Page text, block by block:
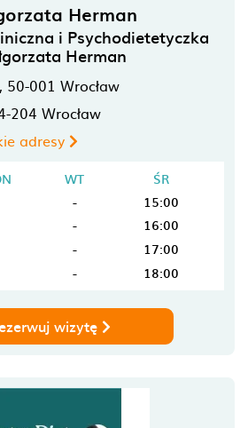
Herman
i Psychodietetyczka
Herman
50-001 Wrocław
204 Wrocław
adresy
WT
ŚR
-
15:00
-
16:00
-
17:00
- 18:00
wizytę